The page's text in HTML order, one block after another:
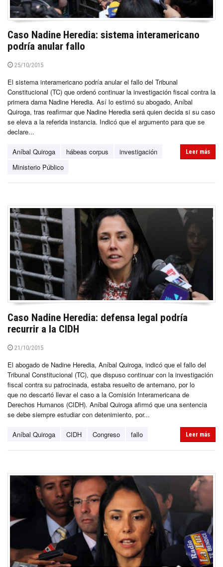
Caso Nadine Heredia: sistema interamericano
podría anular fallo
25/10/2015
El sistema interamericano podría anular el fallo del Tribunal
Constitucional (TC) que ordenó continuar la investigación fiscal contra la
primera dama Nadine Heredia. Así lo estimó su abogado, Aníbal
Quiroga, tras reafirmar que Nadine Heredia será quien decida si su caso
se eleva a la referida instancia. Indicó que el argumento para que se
declare...
Aníbal Quiroga hábeas corpus
investigación
Ministerio Público
Leer más
Caso Nadine Heredia: defensa legal podría
recurrir a la CIDH
21/10/2015
El abogado de Nadine Heredia, Aníbal Quiroga, indicó que el fallo del
Tribunal Constitucional (TC), que dispuso continuar con la investigación
fiscal contra su patrocinada, estaba resuelto de antemano, por lo
que no descartó llevar el caso a la Comisión Interamericana de
Derechos Humanos (CIDH). Aníbal Quiroga afirmó que una sentencia
se debe siempre estudiar con detenimiento, por...
Aníbal Quiroga CIDH Congreso fallo Leer más